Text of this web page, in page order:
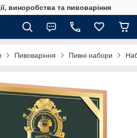
виноробства та пивоваріння
Пивоваріння Пивні набори